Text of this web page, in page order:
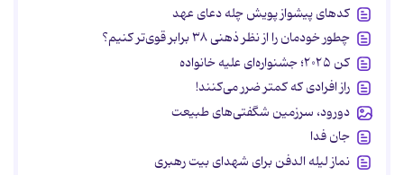
کدهای پیشواز پویش چله دعای عهد
چطور خودمان را از نظر ذهنی ۳۸ برابر قوی‌تر کنیم؟
کن ۲۰۲۵؛ جشنواره‌ای علیه خانواده
راز افرادی که کمتر ضرر می‌کنند!
دورود، سرزمین شگفتی‌های طبیعت
جان فدا
نماز لیله الدفن برای شهدای بیت رهبری